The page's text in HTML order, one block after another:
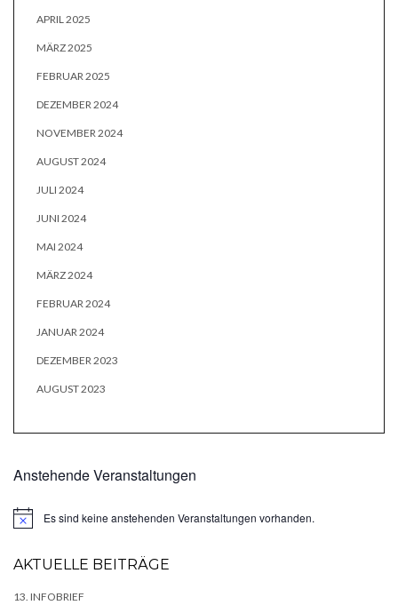
APRIL 2025
MÄRZ 2025
FEBRUAR 2025
DEZEMBER 2024
NOVEMBER 2024
AUGUST 2024
JULI 2024
JUNI 2024
MAI 2024
MÄRZ 2024
FEBRUAR 2024
JANUAR 2024
DEZEMBER 2023
AUGUST 2023
Anstehende Veranstaltungen
HinweisEs sind keine anstehenden Veranstaltungen vorhanden.
AKTUELLE BEITRÄGE
13. INFOBRIEF